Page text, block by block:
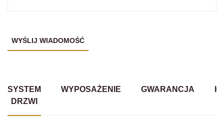
SYSTEM
DRZWI
WYPOSAŻENIE GWARANCJA